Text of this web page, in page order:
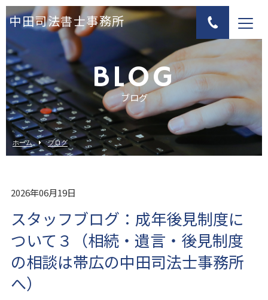
中田司法書士事務所
BLOG
ブログ
ホーム ブログ
2026年06月19日
スタッフブログ：成年後見制度に
ついて３（相続・遺言・後見制度
の相談は帯広の中田司法士事務所
へ）